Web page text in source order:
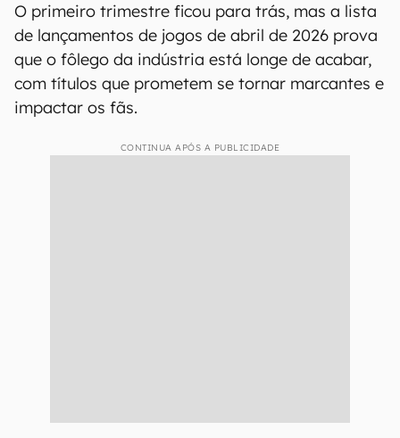
O primeiro trimestre ficou para trás, mas a lista
de lançamentos de jogos de abril de 2026 prova
que o fôlego da indústria está longe de acabar,
com títulos que prometem se tornar marcantes e
impactar os fãs.
CONTINUA APÓS A PUBLICIDADE